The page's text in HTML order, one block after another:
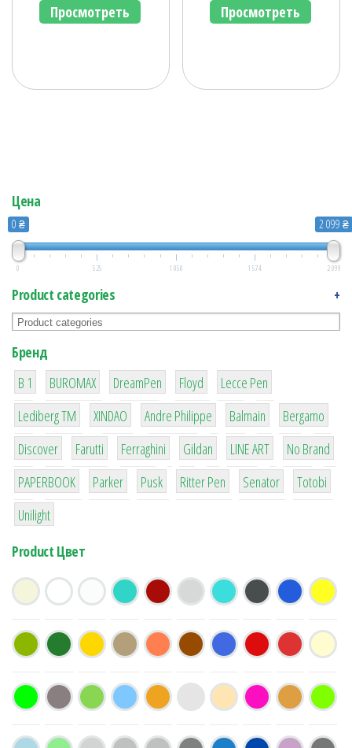
Просмотреть Просмотреть
Цена
0 ₴ 2 099 ₴
0 525 1 050 1 574 2 099
Product categories +
Бренд
B 1
1
BUROMAX
1
DreamPen
2
Floyd
2
Lecce Pen
3
Lediberg ТМ
3
XINDAO
1
Andre Philippe
4
Balmain
26
Bergamo
64
Discover
299
Farutti
4
Ferraghini
42
Gildan
4
LINE ART
90
No Brand
8
PAPERBOOK
6
Parker
2
Pusk
22
Ritter Pen
15
Senator
43
Totobi
1
Unilight
Product Цвет